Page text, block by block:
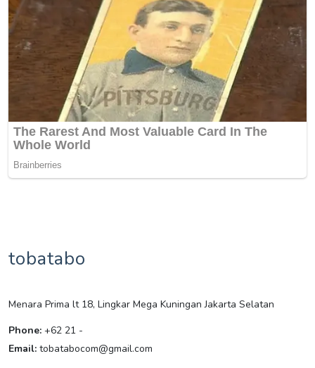
tobatabo
Menara Prima lt 18, Lingkar Mega Kuningan Jakarta Selatan
Phone: +62 21 -
Email: tobatabocom@gmail.com